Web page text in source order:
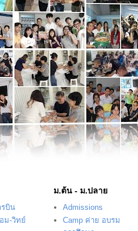
รบิน
ม-วิทย์
ม.ต้น - ม.ปลาย
Admissions
Camp ค่าย อบรม